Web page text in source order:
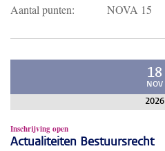
Aantal punten:
NOVA 15
18
NOV
2026
Inschrijving open
Actualiteiten Bestuursrecht